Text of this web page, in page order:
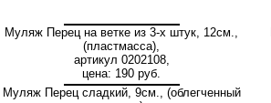
Муляж Перец на ветке из 3-х штук, 12см.,
(пластмасса),
артикул 0202108,
цена: 190 руб.
Муляж Перец сладкий, 9см., (облегченный